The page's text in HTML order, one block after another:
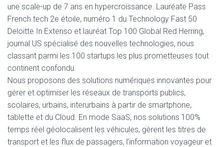
une scale-up de 7 ans en hypercroissance. Lauréate Pass
French tech 2e étoile, numéro 1 du Technology Fast 50
Deloitte In Extenso et lauréat Top 100 Global Red Herring,
journal US spécialisé des nouvelles technologies, nous
classant parmi les 100 startups les plus prometteuses tout
continent confondu.
Nous proposons des solutions numériques innovantes pour
gérer et optimiser les réseaux de transports publics,
scolaires, urbains, interurbains à partir de smartphone,
tablette et du Cloud. En mode SaaS, nos solutions 100%
temps réel géolocalisent les véhicules, gèrent les titres de
transport et les flux de passagers, l’information voyageur et